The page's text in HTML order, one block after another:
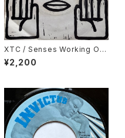
XTC / Senses Working Ov
ertime
¥2,200